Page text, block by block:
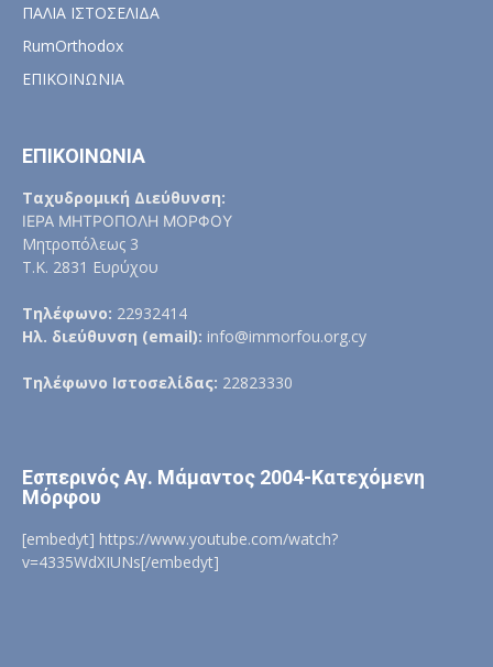
ΠΑΛΙΑ ΙΣΤΟΣΕΛΙΔΑ
RumOrthodox
ΕΠΙΚΟΙΝΩΝΙΑ
ΕΠΙΚΟΙΝΩΝΙΑ
Ταχυδρομική Διεύθυνση:
ΙΕΡΑ ΜΗΤΡΟΠΟΛΗ ΜΟΡΦΟΥ
Μητροπόλεως 3
Τ.Κ. 2831 Ευρύχου
Τηλέφωνο: 22932414
Ηλ. διεύθυνση (email): info@immorfou.org.cy
Τηλέφωνο Ιστοσελίδας: 22823330
Εσπερινός Αγ. Μάμαντος 2004-Κατεχόμενη
Μόρφου
[embedyt] https://www.youtube.com/watch?
v=4335WdXIUNs[/embedyt]